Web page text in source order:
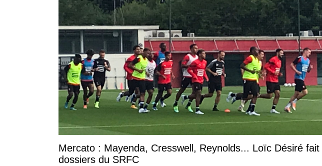
Mercato : Mayenda, Cresswell, Reynolds... Loïc Désiré
dossiers du SRFC